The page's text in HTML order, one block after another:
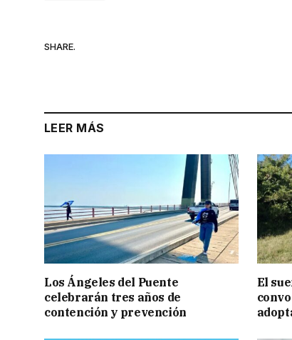
SHARE.
LEER MÁS
Los Ángeles del Puente
celebrarán tres años de
contención y prevención
El